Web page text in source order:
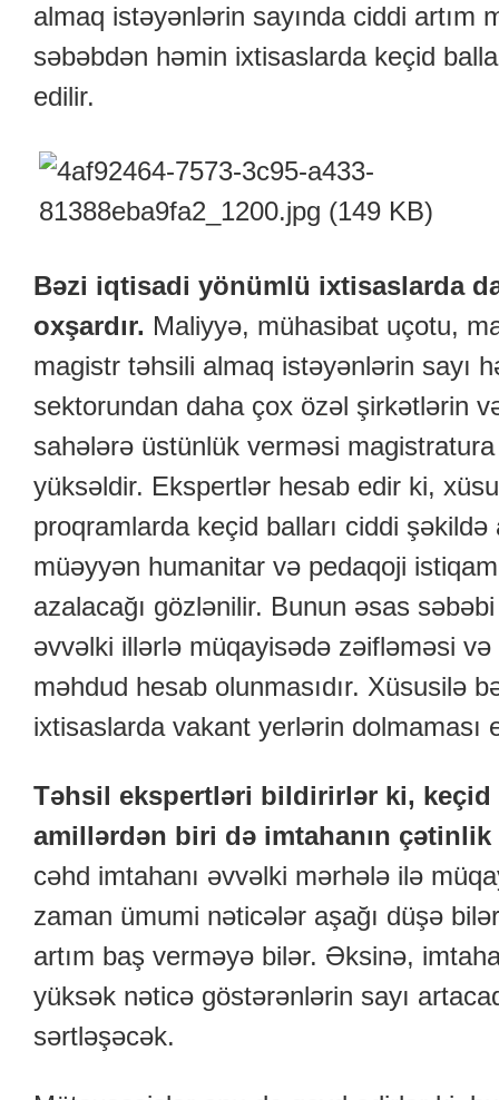
almaq istəyənlərin sayında ciddi artım
səbəbdən həmin ixtisaslarda keçid
edilir.
Bəzi iqtisadi yönümlü ixtisaslarda
oxşardır. Maliyyə, mühasibat uçotu,
magistr təhsili almaq istəyənlərin sayı
sektorundan daha çox özəl şirkətlərin
sahələrə üstünlük verməsi
yüksəldir. Ekspertlər hesab edir ki,
proqramlarda keçid balları ciddi
müəyyən humanitar və pedaqoji
azalacağı gözlənilir. Bunun əsas
əvvəlki illərlə müqayisədə zəifləməsi və
məhdud hesab olunmasıdır. Xüsusilə
ixtisaslarda vakant yerlərin dolmaması
Təhsil ekspertləri bildirirlər ki, keçid
amillərdən biri də imtahanın
cəhd imtahanı əvvəlki mərhələ ilə
zaman ümumi nəticələr aşağı düşə
artım baş verməyə bilər. Əksinə,
yüksək nəticə göstərənlərin sayı
sərtləşəcək.